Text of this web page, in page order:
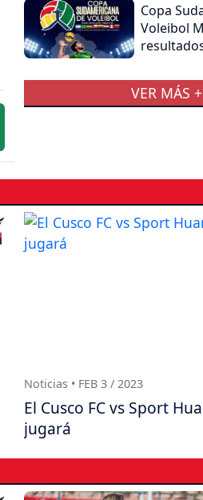
Copa
Voleibol
VER MÁS +
Noticias • FEB 3 / 2023
El Cusco FC vs Sport
jugará